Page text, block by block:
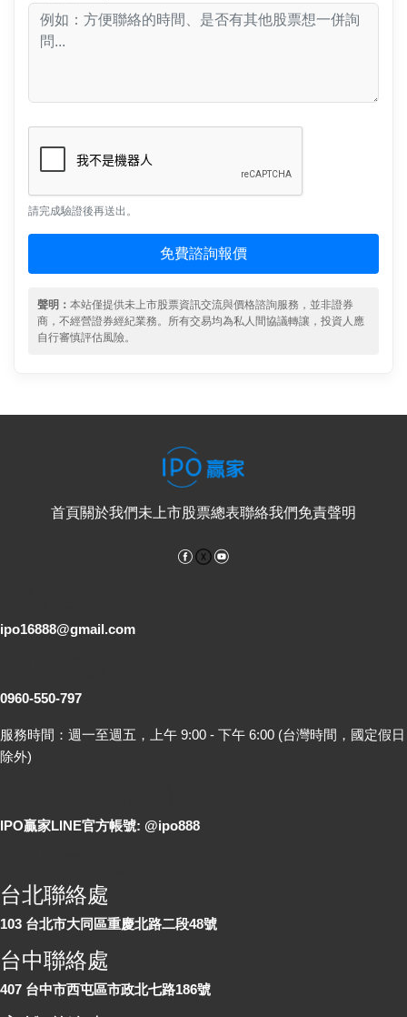
請完成驗證後再送出。
免費諮詢報價
聲明： 本站僅提供未上市股票資訊交流與價格諮詢服務，並非證券
商，不經營證券經紀業務。所有交易均為私人間協議轉讓，投資人應
自行審慎評估風險。
首頁關於我們未上市股票總表聯絡我們免責聲明
Facebook
ipo16888@gmail.com
0960-550-797
服務時間：週一至週五，上午 9:00 - 下午 6:00 (台灣時間，國定假日
除外)
IPO贏家LINE官方帳號: @ipo888
台北聯絡處
103 台北市大同區重慶北路二段48號
台中聯絡處
407 台中市西屯區市政北七路186號